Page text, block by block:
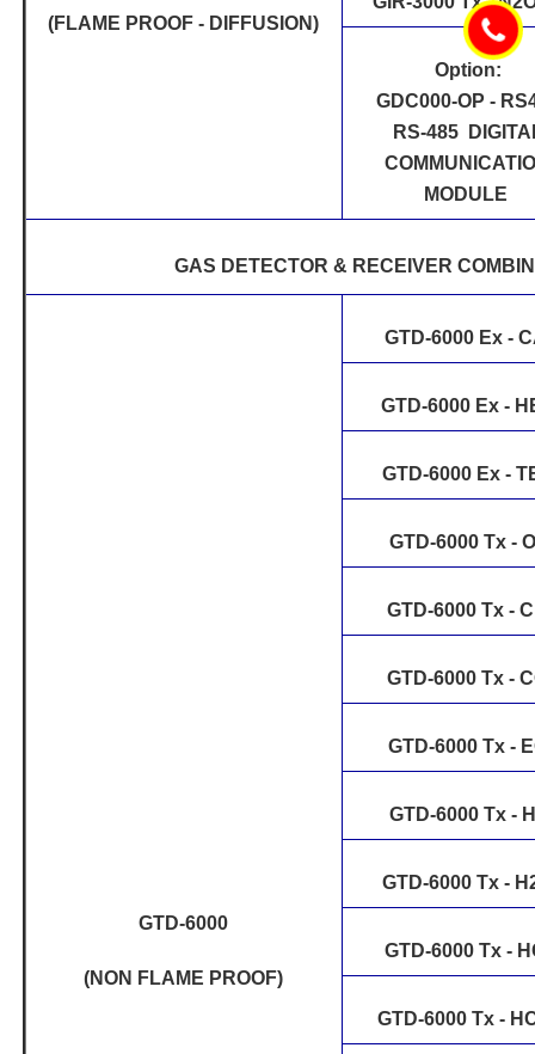
(FLAME PROOF - DIFFUSION)
Option:
GDC000-OP -
RS-485
MODULE
GAS DETECTOR & RECEIVER
GTD-6000
(NON FLAME PROOF)
GTD-6000 Ex -
GTD-6000 Ex -
GTD-6000 Ex -
GTD-6000 Tx -
GTD-6000 Tx -
GTD-6000 Tx -
GTD-6000 Tx -
GTD-6000 Tx -
GTD-6000 Tx -
GTD-6000 Tx -
GTD-6000 Tx -